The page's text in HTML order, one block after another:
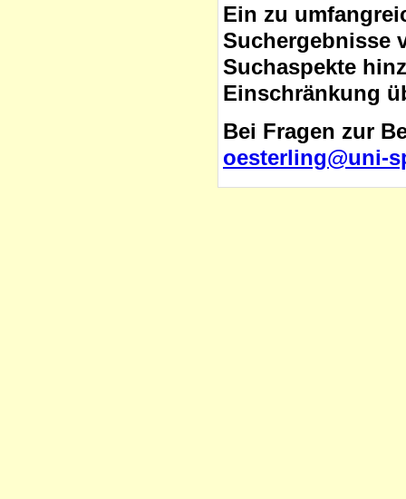
Ein zu
Suchergebnisse
Suchaspekte
Einschränkung
Bei Fragen zur
oesterling@uni-